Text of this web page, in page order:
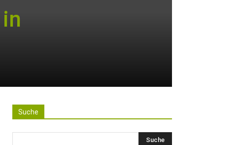
Suche